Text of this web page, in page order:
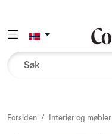
Toggle navigation
Forsiden Interiør og møbler
Utemiljø